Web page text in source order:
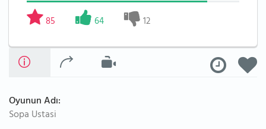
85 64 12
Oyunun Adı:
Sopa Ustasi